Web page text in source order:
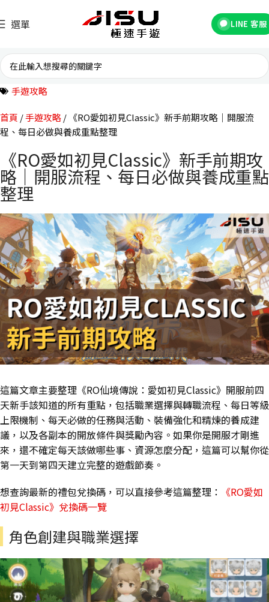
選單 LINE 客服
手遊攻略
首頁 手遊攻略
《RO愛如初見Classic》新手前期攻略｜開服流
程、每日必做與養成重點整理
《RO愛如初見Classic》新手前期攻
略｜開服流程、每日必做與養成重點
整理
這篇文章主要整理《RO仙境傳說：愛如初見Classic》開服前四
天新手該知道的所有重點，包括職業選擇與轉職流程、每日等級
上限機制、每天必做的任務與活動、裝備強化和精煉的養成建
議，以及各副本的開放條件與獎勵內容。如果你是開服才剛進
來，還不確定每天該做哪些事、資源怎麼分配，這篇可以幫你從
第一天到第四天建立完整的遊戲節奏。
想查詢最新的禮包兌換碼，可以直接參考這篇整理： 《RO愛如
初見Classic》兌換碼一覽
角色創建與職業選擇